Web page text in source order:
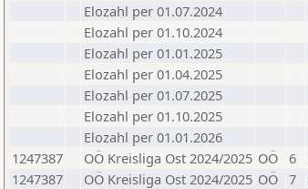
Elozahl per 01.07.2024
Elozahl per 01.10.2024
Elozahl per 01.01.2025
Elozahl per 01.04.2025
Elozahl per 01.07.2025
Elozahl per 01.10.2025
Elozahl per 01.01.2026
1247387
OÖ Kreisliga Ost 2024/2025 OÖ 6
1247387
OÖ Kreisliga Ost 2024/2025 OÖ 7